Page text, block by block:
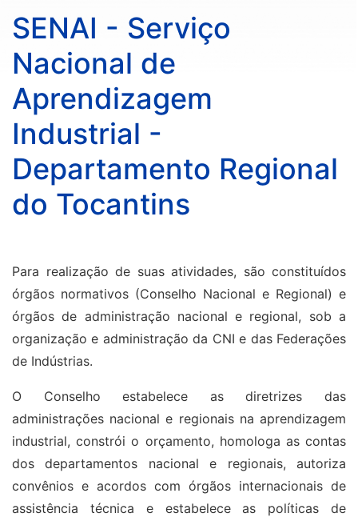
SENAI - Serviço
Nacional de
Aprendizagem
Industrial -
Departamento Regional
do Tocantins
Para realização de suas atividades, são constituídos
órgãos normativos (Conselho Nacional e Regional) e
órgãos de administração nacional e regional, sob a
organização e administração da CNI e das Federações
de Indústrias.
O Conselho estabelece as diretrizes das
administrações nacional e regionais na aprendizagem
industrial, constrói o orçamento, homologa as contas
dos departamentos nacional e regionais, autoriza
convênios e acordos com órgãos internacionais de
assistência técnica e estabelece as políticas de